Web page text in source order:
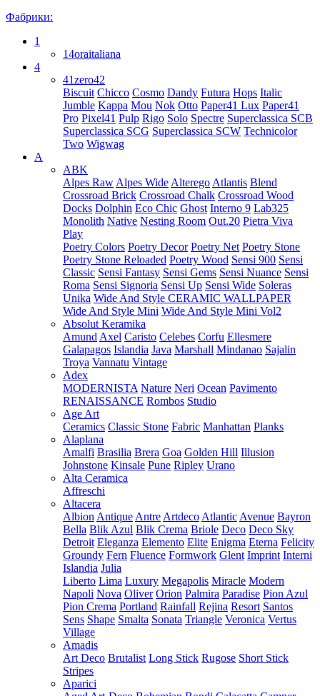
Фабрики:
1
14oraitaliana
4
41zero42
Biscuit Chicco Cosmo Dandy Futura Hops Italic
Jumble Kappa Mou Nok Otto Paper41 Lux Paper41
Pro Pixel41 Pulp Rigo Solo Spectre Superclassica SCB
Superclassica SCG Superclassica SCW Technicolor
Two Wigwag
A
ABK
Alpes Raw Alpes Wide Alterego Atlantis Blend
Crossroad Brick Crossroad Chalk Crossroad Wood
Docks Dolphin Eco Chic Ghost Interno 9 Lab325
Monolith Native Nesting Room Out.20 Pietra Viva
Play
Poetry Colors Poetry Decor Poetry Net Poetry Stone
Poetry Stone Reloaded Poetry Wood Sensi 900 Sensi
Classic Sensi Fantasy Sensi Gems Sensi Nuance Sensi
Roma Sensi Signoria Sensi Up Sensi Wide Soleras
Unika Wide And Style CERAMIC WALLPAPER
Wide And Style Mini Wide And Style Mini Vol2
Absolut Keramika
Amund Axel Caristo Celebes Corfu Ellesmere
Galapagos Islandia Java Marshall Mindanao Sajalin
Troya Vannatu Vintage
Adex
MODERNISTA Nature Neri Ocean Pavimento
RENAISSANCE Rombos Studio
Age Art
Ceramics Classic Stone Fabric Manhattan Planks
Alaplana
Amalfi Brasilia Brera Goa Golden Hill Illusion
Johnstone Kinsale Pune Ripley Urano
Alta Ceramica
Affreschi
Altacera
Albion Antique Antre Artdeco Atlantic Avenue Bayron
Bella Blik Azul Blik Crema Briole Deco Deco Sky
Detroit Eleganza Elemento Elite Enigma Eterna Felicity
Groundy Fern Fluence Formwork Glent Imprint Interni
Islandia Julia
Liberto Lima Luxury Megapolis Miracle Modern
Napoli Nova Oliver Orion Palmira Paradise Pion Azul
Pion Crema Portland Rainfall Rejina Resort Santos
Sens Shape Smalta Sonata Triangle Veronica Vertus
Village
Amadis
Art Deco Brutalist Long Stick Rugose Short Stick
Stripes
Aparici